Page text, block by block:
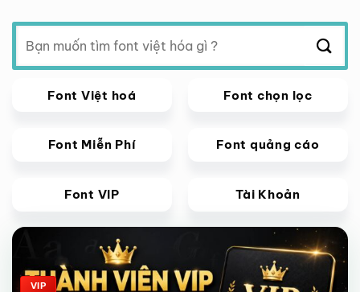
Tìm
kiếm:
Font Việt hoá Font chọn lọc
Font Miễn Phí Font quảng cáo
Font VIP Tài Khoản
Giảm giá!
VIP